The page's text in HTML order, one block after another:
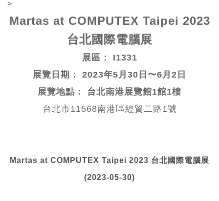
>
Martas at COMPUTEX Taipei 2023
台北國際電腦展
展區： I1331
展覽日期： 2023年5月30日〜6月2日
展覽地點： 台北南港展覽館1館1樓
台北市11568南港區經貿二路1號
Martas at COMPUTEX Taipei 2023 台北國際電腦展
(2023-05-30)